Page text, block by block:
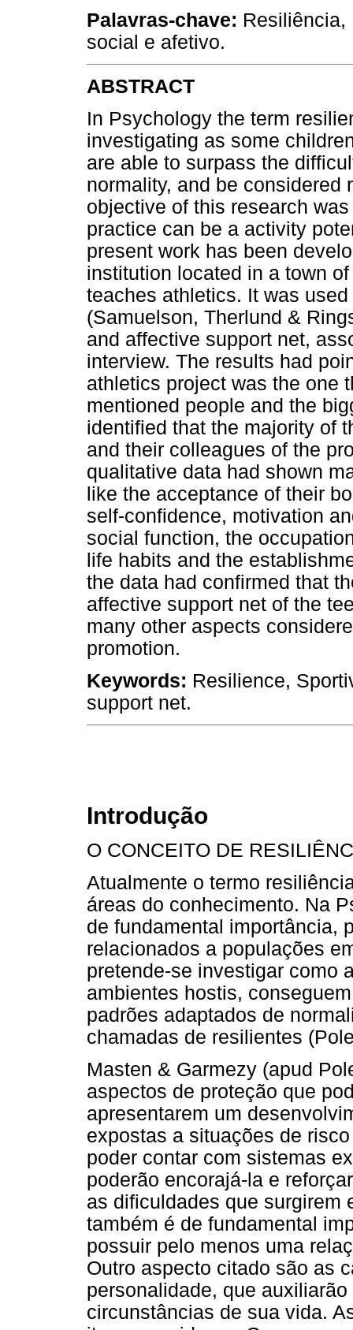
Palavras-chave: Resiliência,
social e afetivo.
ABSTRACT
In Psychology the term
investigating as some
are able to surpass the
normality, and be considered
objective of this research
practice can be a activity
present work has been
institution located in a town
teaches athletics. It was
(Samuelson, Therlund &
and affective support net,
interview. The results had
athletics project was the one
mentioned people and the
identified that the majority of
and their colleagues of the
qualitative data had shown
like the acceptance of their
self-confidence, motivation
social function, the
life habits and the
the data had confirmed that
affective support net of the
many other aspects
promotion.
Keywords: Resilience,
support net.
Introdução
O CONCEITO DE
Atualmente o termo
áreas do conhecimento. Na
de fundamental importância,
relacionados a populações
pretende-se investigar como
ambientes hostis,
padrões adaptados de
chamadas de resilientes
Masten & Garmezy (apud
aspectos de proteção que
apresentarem um
expostas a situações de
poder contar com sistemas
poderão encorajá-la e
as dificuldades que surgirem
também é de fundamental
possuir pelo menos uma
Outro aspecto citado são as
personalidade, que
circunstâncias de sua vida.